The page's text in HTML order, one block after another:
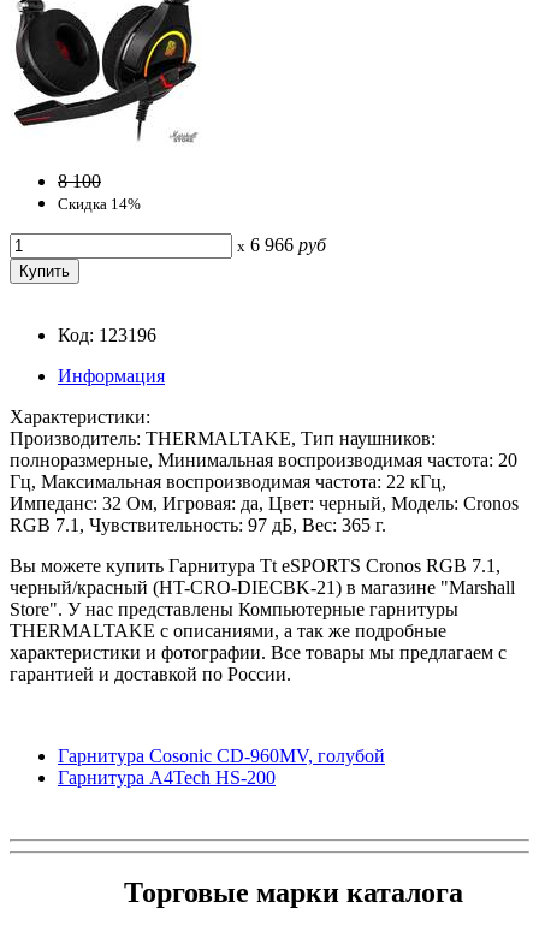
8 100
Скидка 14%
x 6 966 руб
Код: 123196
Информация
Характеристики:
Производитель: THERMALTAKE, Тип наушников:
полноразмерные, Минимальная воспроизводимая частота: 20
Гц, Максимальная воспроизводимая частота: 22 кГц,
Импеданс: 32 Ом, Игровая: да, Цвет: черный, Модель: Cronos
RGB 7.1, Чувствительность: 97 дБ, Вес: 365 г.
Вы можете купить Гарнитура Tt eSPORTS Cronos RGB 7.1,
черный/красный (HT-CRO-DIECBK-21) в магазине "Marshall
Store". У нас представлены Компьютерные гарнитуры
THERMALTAKE с описаниями, а так же подробные
характеристики и фотографии. Все товары мы предлагаем с
гарантией и доставкой по России.
Гарнитура Cosonic CD-960MV, голубой
Гарнитура A4Tech HS-200
Торговые марки каталога